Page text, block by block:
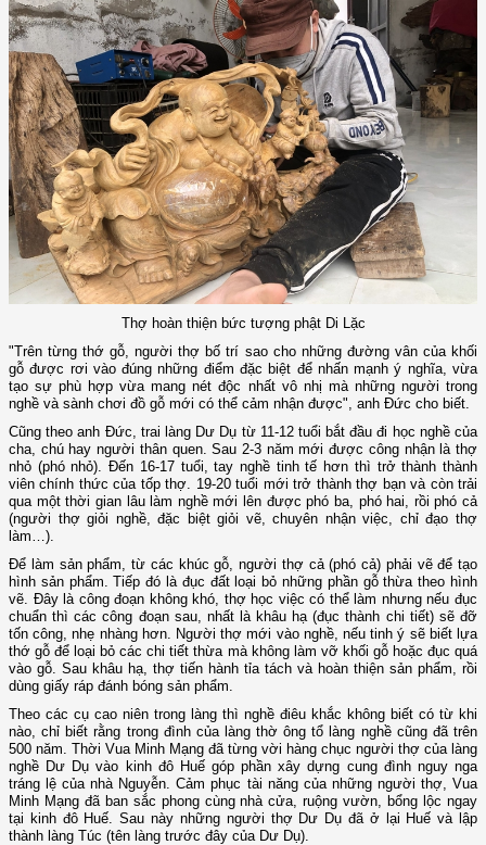
Thợ hoàn thiện bức tượng phật Di Lặc
"Trên từng thớ gỗ, người thợ bố trí sao cho những đường vân của khối
gỗ được rơi vào đúng những điểm đặc biệt để nhấn mạnh ý nghĩa, vừa
tạo sự phù hợp vừa mang nét độc nhất vô nhị mà những người trong
nghề và sành chơi đồ gỗ mới có thể cảm nhận được", anh Đức cho biết.
Cũng theo anh Đức, trai làng Dư Dụ từ 11-12 tuổi bắt đầu đi học nghề của
cha, chú hay người thân quen. Sau 2-3 năm mới được công nhận là thợ
nhỏ (phó nhỏ). Đến 16-17 tuổi, tay nghề tinh tế hơn thì trở thành thành
viên chính thức của tốp thợ. 19-20 tuổi mới trở thành thợ bạn và còn trải
qua một thời gian lâu làm nghề mới lên được phó ba, phó hai, rồi phó cả
(người thợ giỏi nghề, đặc biệt giỏi vẽ, chuyên nhận việc, chỉ đạo thợ
làm…).
Để làm sản phẩm, từ các khúc gỗ, người thợ cả (phó cả) phải vẽ để tạo
hình sản phẩm. Tiếp đó là đục đất loại bỏ những phần gỗ thừa theo hình
vẽ. Đây là công đoạn không khó, thợ học việc có thể làm nhưng nếu đục
chuẩn thì các công đoạn sau, nhất là khâu hạ (đục thành chi tiết) sẽ đỡ
tốn công, nhẹ nhàng hơn. Người thợ mới vào nghề, nếu tinh ý sẽ biết lựa
thớ gỗ để loại bỏ các chi tiết thừa mà không làm vỡ khối gỗ hoặc đục quá
vào gỗ. Sau khâu hạ, thợ tiến hành tỉa tách và hoàn thiện sản phẩm, rồi
dùng giấy ráp đánh bóng sản phẩm.
Theo các cụ cao niên trong làng thì nghề điêu khắc không biết có từ khi
nào, chỉ biết rằng trong đình của làng thờ ông tổ làng nghề cũng đã trên
500 năm. Thời Vua Minh Mạng đã từng vời hàng chục người thợ của làng
nghề Dư Dụ vào kinh đô Huế góp phần xây dựng cung đình nguy nga
tráng lệ của nhà Nguyễn. Cảm phục tài năng của những người thợ, Vua
Minh Mạng đã ban sắc phong cùng nhà cửa, ruộng vườn, bổng lộc ngay
tại kinh đô Huế. Sau này những người thợ Dư Dụ đã ở lại Huế và lập
thành làng Túc (tên làng trước đây của Dư Dụ).